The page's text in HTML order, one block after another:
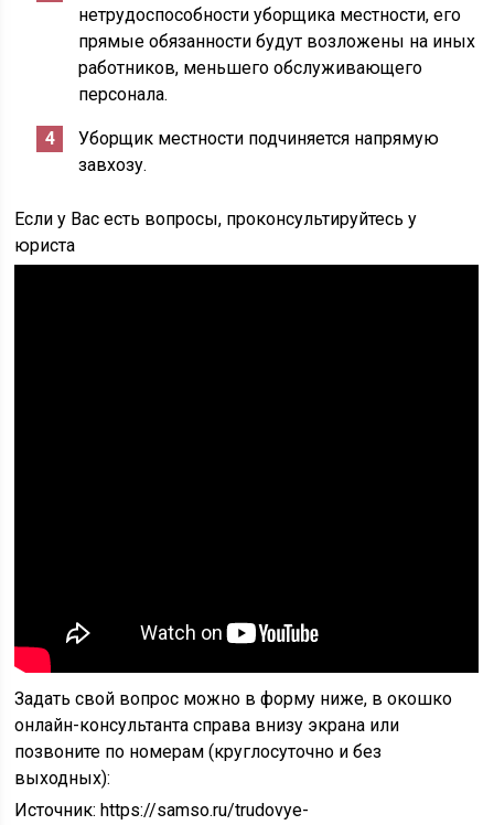
нетрудоспособности уборщика местности, его
прямые обязанности будут возложены на иных
работников, меньшего обслуживающего
персонала.
Уборщик местности подчиняется напрямую
завхозу.
Если у Вас есть вопросы, проконсультируйтесь у
юриста
Задать свой вопрос можно в форму ниже, в окошко
онлайн-консультанта справа внизу экрана или
позвоните по номерам (круглосуточно и без
выходных):
Источник:https://samso.ru/trudovye-